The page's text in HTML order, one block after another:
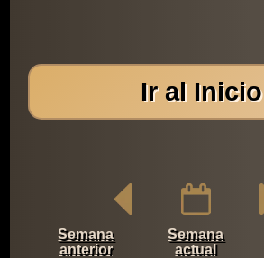
Ir al Inicio
Semana
anterior
Semana
actual